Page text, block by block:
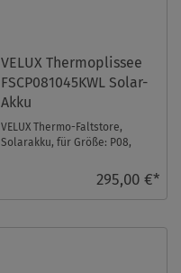
VELUX Thermoplissee
FSCP081045KWL Solar-
Akku
VELUX Thermo-Faltstore,
Solarakku, für Größe: P08,
295,00 €*